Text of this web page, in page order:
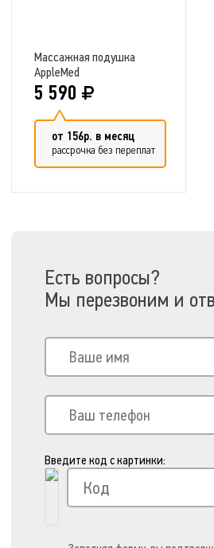
Массажная подушка
AppleMed
5 590
от 156р. в месяц
рассрочка без переплат
Есть вопросы?
Мы перезвоним и
Введите код с картинки: